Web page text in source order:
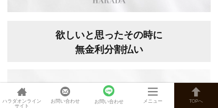
欲しいと思ったその時に
無金利分割払い
ハラダオンライン
サイト
お問い合わせ お問い合わせ メニュー TOPへ